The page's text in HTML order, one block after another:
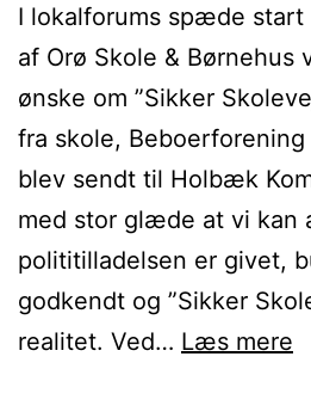
I lokalforums spæde
af Orø Skole & Børnehus
ønske om ”Sikker
fra skole,
blev sendt til Holbæk
med stor glæde at vi kan
polititilladelsen er givet,
godkendt og ”Sikker
realitet. Ved… Læs mere